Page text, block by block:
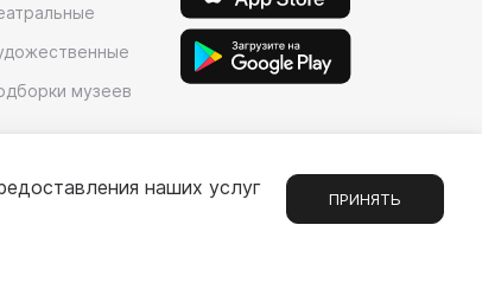
музеев
наших услуг
ПРИНЯТЬ